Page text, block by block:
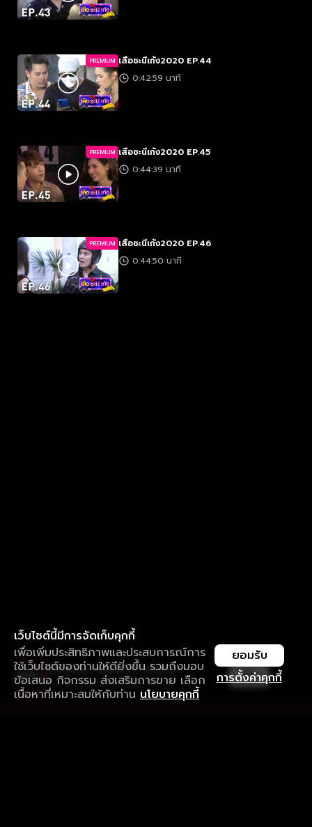
PREMIUM เสือชะนีเก้ง2020 EP.44
0:42:59 นาที
PREMIUM เสือชะนีเก้ง2020 EP.45
0:44:39 นาที
PREMIUM เสือชะนีเก้ง2020 EP.46
0:44:50 นาที
เว็บไซต์นี้มีการจัดเก็บคุกกี้
เพื่อเพิ่มประสิทธิภาพและประสบการณ์การ
ใช้เว็บไซต์ของท่านให้ดียิ่งขึ้น รวมถึงมอบ
ข้อเสนอ กิจกรรม ส่งเสริมการขาย เลือก
เนื้อหาที่เหมาะสมให้กับท่าน นโยบายคุกกี้
การตั้งค่าคุกกี้
ยอมรับ
ใช้งานแอป ลื่นไหลกว่า ไม่มีสะดุด
ดาวน์โหลดแอปเพื่อการรับชมที่ดีกว่า เปิด